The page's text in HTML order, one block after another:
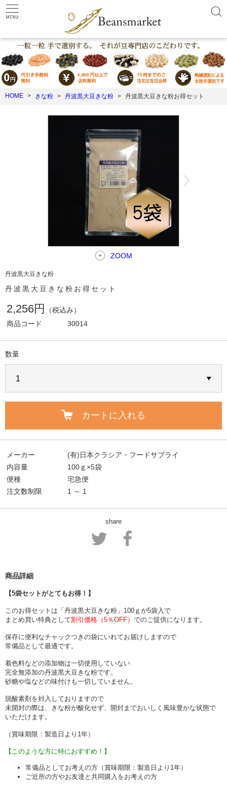
HOME きな粉 丹波黒大豆きな粉 丹波黒大豆きな粉お得セット
ZOOM
丹波黒大豆きな粉
丹波黒大豆きな粉お得セット
2,256円
（税込み）
商品コード
30014
数量
カートに入れる
メーカー
(有)日本クラシア・フードサプライ
内容量
100ｇ×5袋
便種
宅急便
注文数制限
1 ～ 1
share
商品詳細
【5袋セットがとてもお得！】
このお得セットは「丹波黒大豆きな粉」100ｇが5袋入で
まとめ買い特典として割引価格（5％OFF） でのご提供になります。
保存に便利なチャックつきの袋にいれてお届けしますので
常備品として最適です。
着色料などの添加物は一切使用していない
完全無添加の丹波黒大豆きな粉です。
砂糖や塩などの味付けも一切していません。
脱酸素剤を封入しておりますので
未開封の際は、きな粉が酸化せず、開封までおいしく風味豊かな状態で
いただけます。
（賞味期限：製造日より1年）
【このような方に特におすすめ！】
常備品としてお考えの方（賞味期限：製造日より1年）
ご近所の方やお友達と共同購入をお考えの方